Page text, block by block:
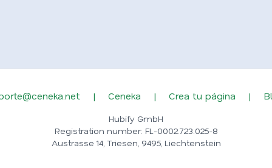
| Ceneka | Crea tu página |
Hubify GmbH
Registration number: FL-0002.723.025-8
Austrasse 14, Triesen, 9495, Liechtenstein